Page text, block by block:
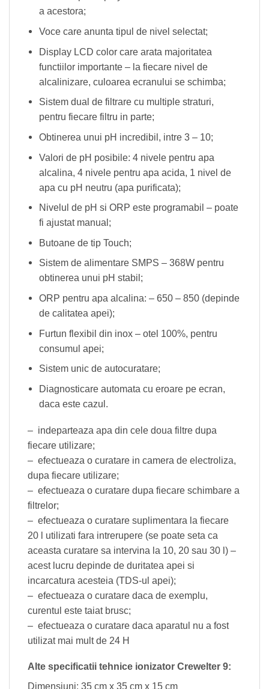
a acestora;
Voce care anunta tipul de nivel selectat;
Display LCD color care arata majoritatea
functiilor importante – la fiecare nivel de
alcalinizare, culoarea ecranului se schimba;
Sistem dual de filtrare cu multiple straturi,
pentru fiecare filtru in parte;
Obtinerea unui pH incredibil, intre 3 – 10;
Valori de pH posibile: 4 nivele pentru apa
alcalina, 4 nivele pentru apa acida, 1 nivel de
apa cu pH neutru (apa purificata);
Nivelul de pH si ORP este programabil – poate
fi ajustat manual;
Butoane de tip Touch;
Sistem de alimentare SMPS – 368W pentru
obtinerea unui pH stabil;
ORP pentru apa alcalina: – 650 – 850 (depinde
de calitatea apei);
Furtun flexibil din inox – otel 100%, pentru
consumul apei;
Sistem unic de autocuratare;
Diagnosticare automata cu eroare pe ecran,
daca este cazul.
– indeparteaza apa din cele doua filtre dupa
fiecare utilizare;
– efectueaza o curatare in camera de electroliza,
dupa fiecare utilizare;
– efectueaza o curatare dupa fiecare schimbare a
filtrelor;
– efectueaza o curatare suplimentara la fiecare
20 l utilizati fara intrerupere (se poate seta ca
aceasta curatare sa intervina la 10, 20 sau 30 l) –
acest lucru depinde de duritatea apei si
incarcatura acesteia (TDS-ul apei);
– efectueaza o curatare daca de exemplu,
curentul este taiat brusc;
– efectueaza o curatare daca aparatul nu a fost
utilizat mai mult de 24 H
Alte specificatii tehnice ionizator Crewelter 9:
Dimensiuni: 35 cm x 35 cm x 15 cm